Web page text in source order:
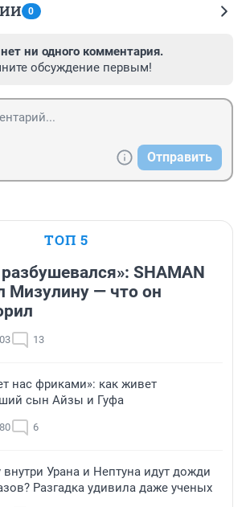
0
ни одного комментария.
обсуждение первым!
Отправить
ТОП 5
SHAMAN
Мизулину — что он
13
нас фриками»: как живет
сын Айзы и Гуфа
6
Урана и Нептуна идут дожди
Разгадка удивила даже ученых